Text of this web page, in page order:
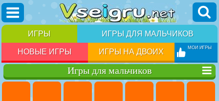
ИГРЫ ИГРЫ ДЛЯ МАЛЬЧИКОВ
НОВЫЕ ИГРЫ ИГРЫ НА ДВОИХ МОИ ИГРЫ
Игры для мальчиков